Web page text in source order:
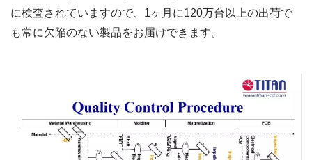
に検査されていますので、1ヶ月に120万台以上の出荷で
も常に欠陥のない製品をお届けできます。